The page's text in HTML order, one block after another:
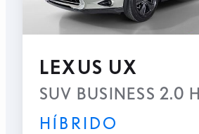
personalizado por
teléfono
LEXUS UX
SUV BUSINESS 2.0
HÍBRIDO